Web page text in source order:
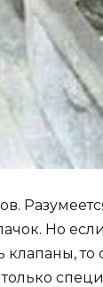
Но
то
только